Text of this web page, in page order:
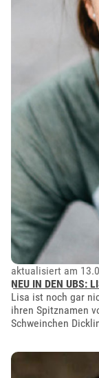
aktualisiert am
NEU IN DEN UBS:
Lisa ist noch gar
ihren Spitznamen
Schweinchen